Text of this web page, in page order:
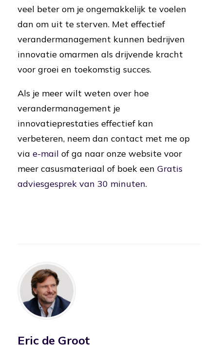
veel beter om je ongemakkelijk te voelen
dan om uit te sterven. Met effectief
verandermanagement kunnen bedrijven
innovatie omarmen als drijvende kracht
voor groei en toekomstig succes.
Als je meer wilt weten over hoe
verandermanagement je
innovatieprestaties effectief kan
verbeteren, neem dan contact met me op
via e-mail of ga naar onze website voor
meer casusmateriaal of boek een Gratis
adviesgesprek van 30 minuten.
Eric de Groot